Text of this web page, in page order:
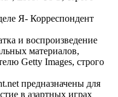
Я- Корреспондент
и воспроизведение
материалов,
Getty Images, строго
предназначены для
в азартных играх